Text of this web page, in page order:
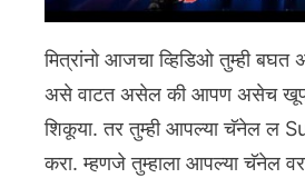
मित्रांनो आजचा व्हिडिओ तुम्ही बघत
असे वाटत असेल की आपण असेच खूप
शिकूया. तर तुम्ही आपल्या चॅनेल ल
करा. म्हणजे तुम्हाला आपल्या चॅनेल